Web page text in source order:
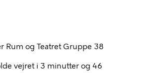
Rum og Teatret Gruppe 38
vejret i 3 minutter og 46